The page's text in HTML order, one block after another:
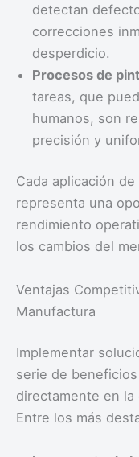
detectan
correcciones
desperdicio.
Procesos de
tareas, que
humanos, son
precisión y
Cada aplicación
representa una
rendimiento
los cambios del
Ventajas
Manufactura
Implementar
serie de
directamente en
Entre los más